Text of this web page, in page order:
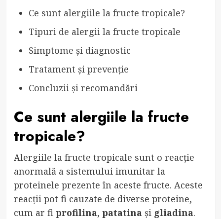
Ce sunt alergiile la fructe tropicale?
Tipuri de alergii la fructe tropicale
Simptome și diagnostic
Tratament și prevenție
Concluzii și recomandări
Ce sunt alergiile la fructe
tropicale?
Alergiile la fructe tropicale sunt o reacție
anormală a sistemului imunitar la
proteinele prezente în aceste fructe. Aceste
reacții pot fi cauzate de diverse proteine,
cum ar fi profilina, patatinași gliadina.